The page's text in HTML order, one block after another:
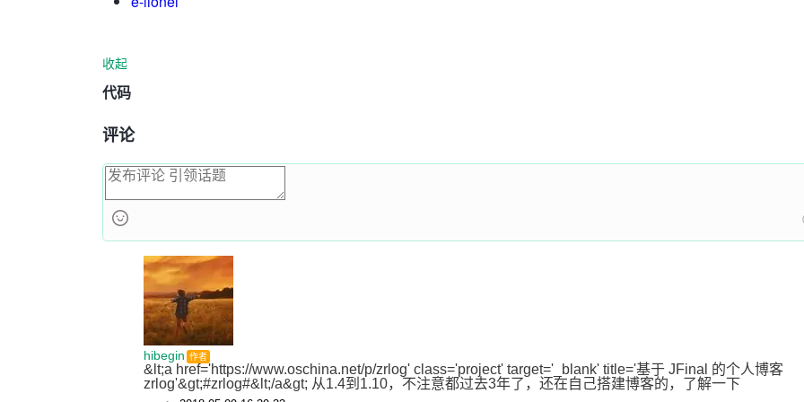
收起
代码
评论
hibegin 作者
&lt;a href='https://www.oschina.net/p/zrlog' class='project' target='_blank' title='基于 JFinal 的个人博客
zrlog'&gt;#zrlog#&lt;/a&gt; 从1.4到1.10，不注意都过去3年了，还在自己搭建博客的，了解一下